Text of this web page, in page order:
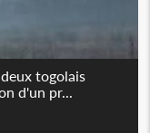
togolais
d'un pr...